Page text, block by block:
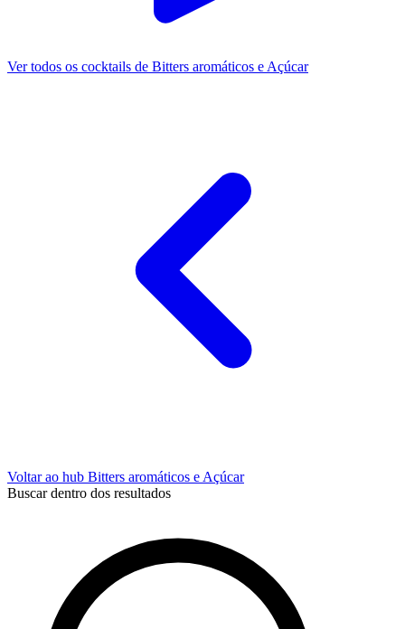
Ver todos os cocktails de Bitters aromáticos e Açúcar
Voltar ao hub Bitters aromáticos e Açúcar
Buscar dentro dos resultados